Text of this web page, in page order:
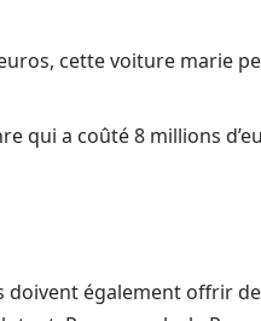
cette voiture marie
qui a coûté 8 millions
doivent également offrir